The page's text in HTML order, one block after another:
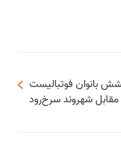
بانوان فوتبالیست
شهروند سرخ‌رود